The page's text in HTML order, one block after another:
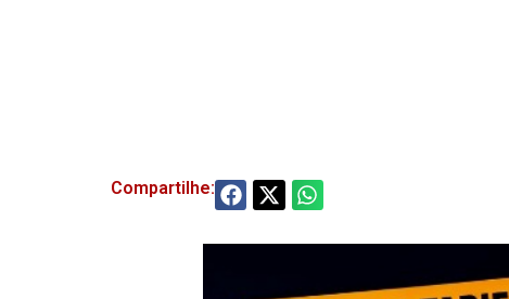
Compartilhe: